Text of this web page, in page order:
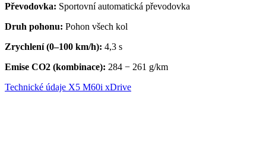
Převodovka: Sportovní automatická převodovka
Druh pohonu: Pohon všech kol
Zrychlení (0–100 km/h): 4,3 s
Emise CO2 (kombinace): 284 − 261 g/km
Technické údaje X5 M60i xDrive